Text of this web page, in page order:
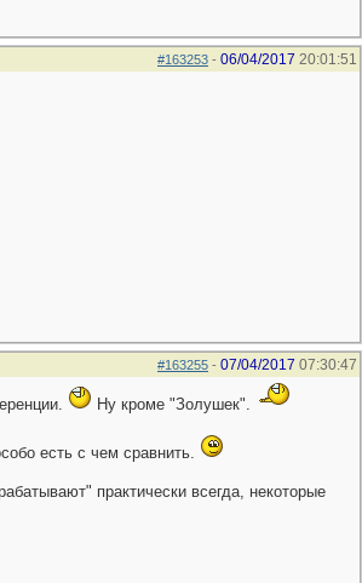
#163253 - 06/04/2017 20:01:51
#163255 - 07/04/2017 07:30:47
Ну кроме "Золушек".
есть с чем сравнить.
практически всегда, некоторые